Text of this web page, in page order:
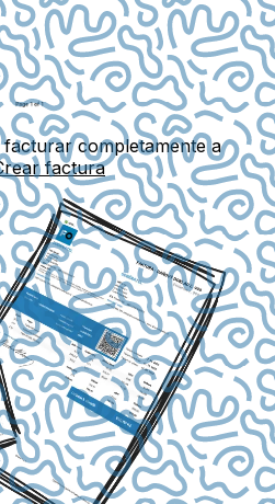
completamente a
factura